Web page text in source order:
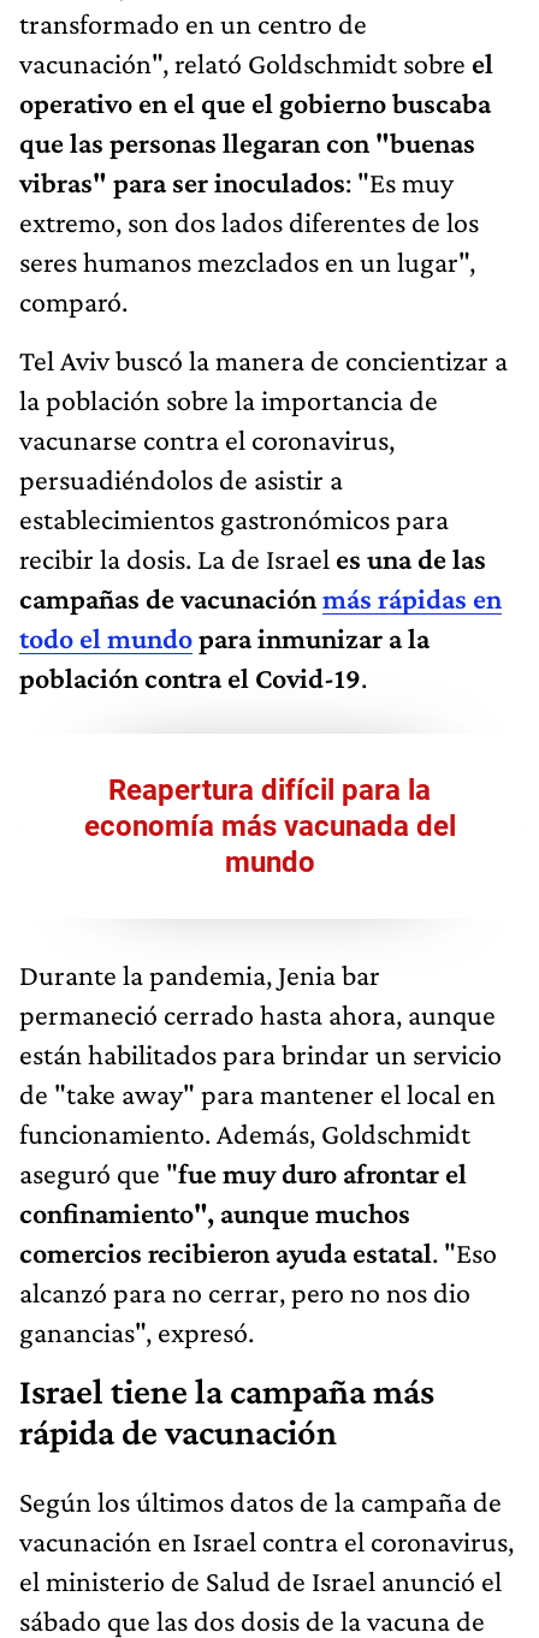
transformado en un centro de
vacunación", relató Goldschmidt sobre el
operativo en el que el gobierno buscaba
que las personas llegaran con "buenas
vibras" para ser inoculados: "Es muy
extremo, son dos lados diferentes de los
seres humanos mezclados en un lugar",
comparó.
Tel Aviv buscó la manera de concientizar a
la población sobre la importancia de
vacunarse contra el coronavirus,
persuadiéndolos de asistir a
establecimientos gastronómicos para
recibir la dosis. La de Israel es una de las
campañas de vacunaciónmás rápidas en
todo el mundopara inmunizar a la
población contra el Covid-19.
Reapertura difícil para la
economía más vacunada del
mundo
Durante la pandemia, Jenia bar
permaneció cerrado hasta ahora, aunque
están habilitados para brindar un servicio
de "take away" para mantener el local en
funcionamiento. Además, Goldschmidt
aseguró que "fue muy duro afrontar el
confinamiento", aunque muchos
comercios recibieron ayuda estatal. "Eso
alcanzó para no cerrar, pero no nos dio
ganancias", expresó.
Israel tiene la campaña más
rápida de vacunación
Según los últimos datos de la campaña de
vacunación en Israel contra el coronavirus,
el ministerio de Salud de Israel anunció el
sábado que las dos dosis de la vacuna de